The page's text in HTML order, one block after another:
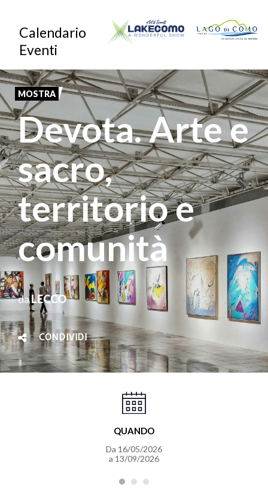
contenuto
principale
Calendario
Eventi
MOSTRA
Devota. Arte e
sacro,
territorio e
comunità
daLECCO
CONDIVIDI
QUANDO
Da 16/05/2026
a 13/09/2026